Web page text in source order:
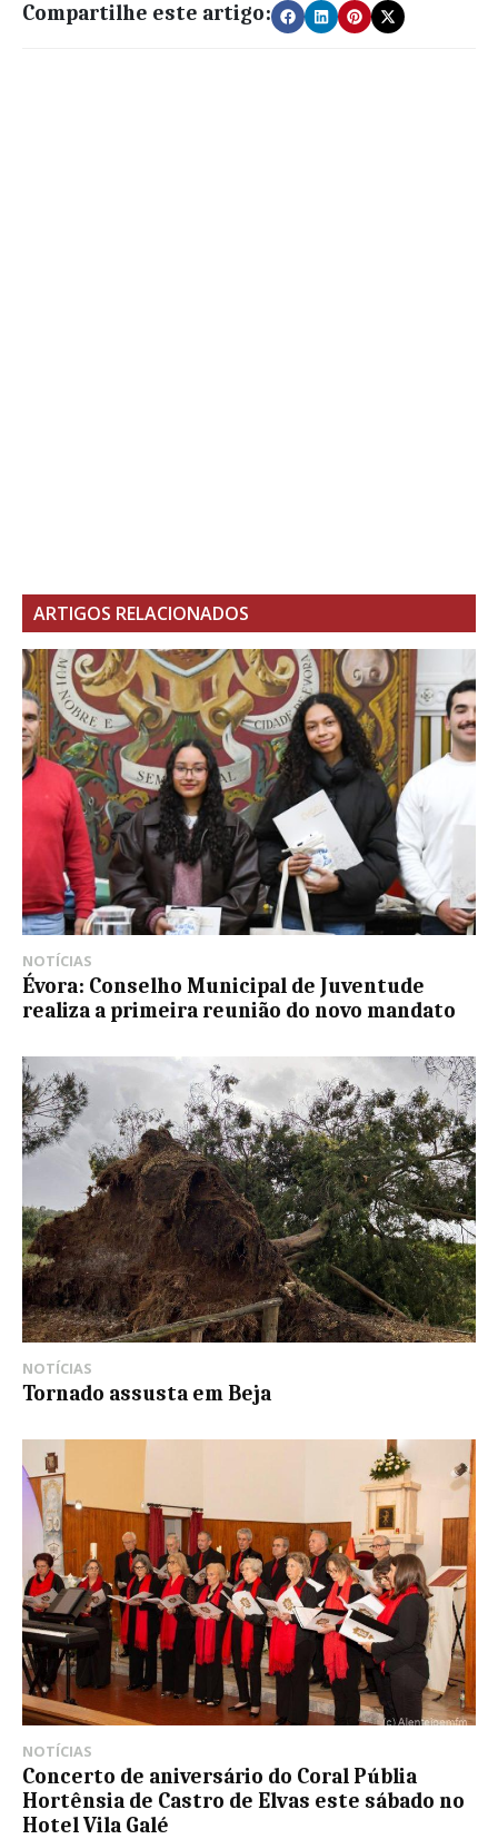
Compartilhe este artigo:
ARTIGOS RELACIONADOS
NOTÍCIAS
Évora: Conselho Municipal de Juventude
realiza a primeira reunião do novo mandato
NOTÍCIAS
Tornado assusta em Beja
NOTÍCIAS
Concerto de aniversário do Coral Públia
Hortênsia de Castro de Elvas este sábado no
Hotel Vila Galé